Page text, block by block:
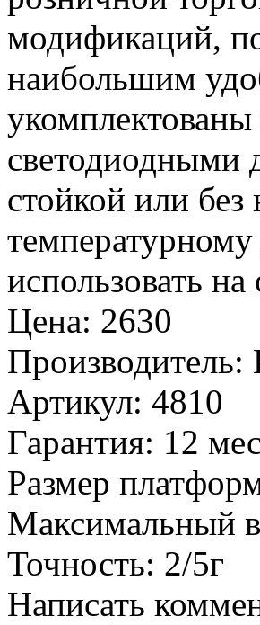
модификаций,
наибольшим
светодиодными
стойкой или
использовать
Цена: 2630
Производитель:
Артикул: 4810
Гарантия: 12
Размер
Максимальный
Точность: 2/5г
Написать